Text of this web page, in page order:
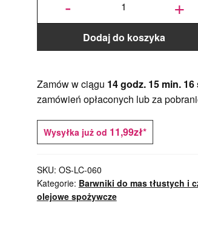
-
olejowy
-
Błękitny
+
Dodaj do koszyka
Zamów w ciągu 14 godz. 15 min. 15
zamówień opłaconych lub za
Wysyłka już od 11,99zł*
SKU: OS-LC-060
Kategorie: Barwniki do mas tłustych i
olejowe spożywcze